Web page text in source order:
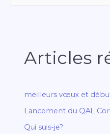
Articles
meilleurs vœux et
Lancement du QAL
Qui suis-je?